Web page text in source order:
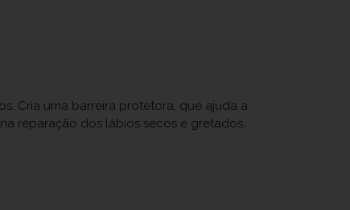
Cria uma barreira protetora, que ajuda a
reparação dos lábios secos e gretados.